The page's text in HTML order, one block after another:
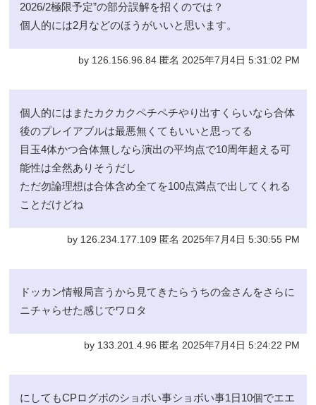
2026/2極限予定”の部分誤解を招くのでは？
個人的には2月などのほうがいいと思います。
by 126.156.96.84 匿名 2025年7月4日 5:31:02 PM
個人的にはまたカクカクペチペチやり出すくらいなら合体
後のプレイアブルは最悪無くてもいいと思ってる
目玉4体かつ合体無しなら演出の平均点で10周年超える可
能性は全然ありそうだし
ただ勿論理想は合体含め全てを100点満点で出してくれる
ことだけどね
by 126.234.177.109 匿名 2025年7月4日 5:30:55 PM
ドッカン情報局言うから見てきたらうちの金さんをさらに
ニチャらせた感じでワロタ
by 133.201.4.96 匿名 2025年7月4日 5:24:22 PM
にしてもCPログボのショボい事ショボい事1日10個でエエ